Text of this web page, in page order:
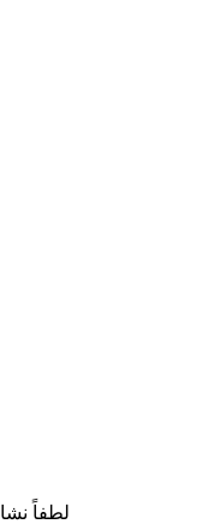
لطفاً